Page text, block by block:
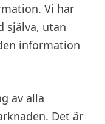
Vi har
själva, utan
information
av alla
Det är